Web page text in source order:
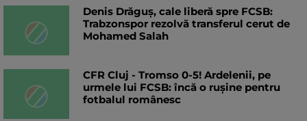
Denis Drăguș, cale liberă spre FCSB:
Trabzonspor rezolvă transferul cerut de
Mohamed Salah
CFR Cluj - Tromso 0-5! Ardelenii, pe
urmele lui FCSB: încă o rușine pentru
fotbalul românesc